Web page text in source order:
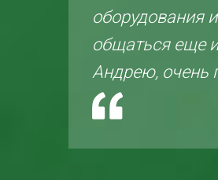
оборудования
общаться еще
Андрею, очень